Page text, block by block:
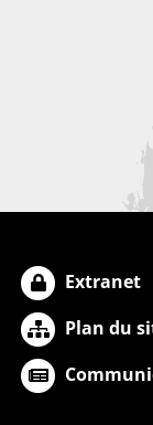
Extranet
Plan du